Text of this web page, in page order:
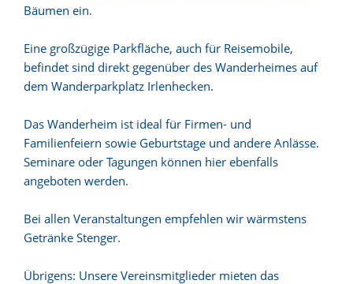
Bäumen ein.
Eine großzügige Parkfläche, auch für Reisemobile,
befindet sind direkt gegenüber des Wanderheimes auf
dem Wanderparkplatz Irlenhecken.
Das Wanderheim ist ideal für Firmen- und
Familienfeiern sowie Geburtstage und andere Anlässe.
Seminare oder Tagungen können hier ebenfalls
angeboten werden.
Bei allen Veranstaltungen empfehlen wir wärmstens
Getränke Stenger.
Übrigens: Unsere Vereinsmitglieder mieten das